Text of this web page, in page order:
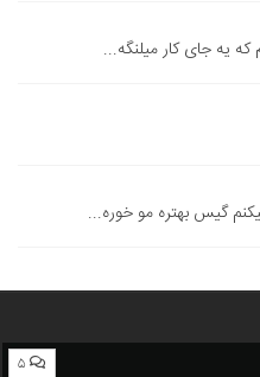
یه جای کار میلنگه...
گیس بهتره مو خوره...
۵